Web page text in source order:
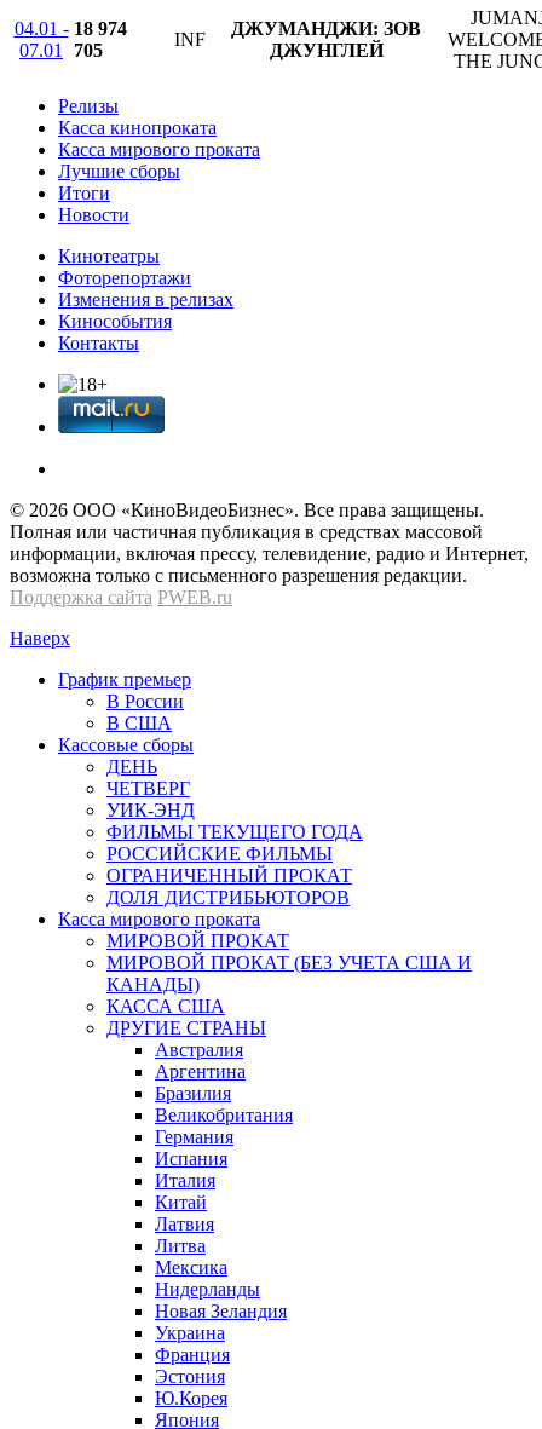
04.01 -
07.01
18 974
705
INF
ДЖУМАНДЖИ: ЗОВ
ДЖУНГЛЕЙ
THE
Релизы
Касса кинопроката
Касса мирового проката
Лучшие сборы
Итоги
Новости
Кинотеатры
Фоторепортажи
Изменения в релизах
Кинособытия
Контакты
© 2026 OOО «КиноВидеоБизнес». Все права защищены.
Полная или частичная публикация в средствах массовой
информации, включая прессу, телевидение, радио и Интернет,
возможна только с письменного разрешения редакции.
Поддержка сайта PWEB.ru
Наверх
График премьер
В России
В США
Кассовые сборы
ДЕНЬ
ЧЕТВЕРГ
УИК-ЭНД
ФИЛЬМЫ ТЕКУЩЕГО ГОДА
РОССИЙСКИЕ ФИЛЬМЫ
ОГРАНИЧЕННЫЙ ПРОКАТ
ДОЛЯ ДИСТРИБЬЮТОРОВ
Касса мирового проката
МИРОВОЙ ПРОКАТ
МИРОВОЙ ПРОКАТ (БЕЗ УЧЕТА США И
КАНАДЫ)
КАССА США
ДРУГИЕ СТРАНЫ
Австралия
Аргентина
Бразилия
Великобритания
Германия
Испания
Италия
Китай
Латвия
Литва
Мексика
Нидерланды
Новая Зеландия
Украина
Франция
Эстония
Ю.Корея
Япония